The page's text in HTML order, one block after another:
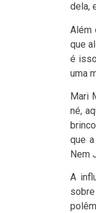
dela,
Além
que
é
uma
Mari
né,
que
Nem
A